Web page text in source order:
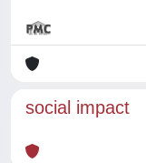
social impact